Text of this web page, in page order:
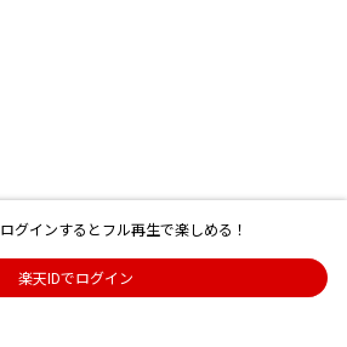
ログインするとフル再生で楽しめる！
楽天IDでログイン